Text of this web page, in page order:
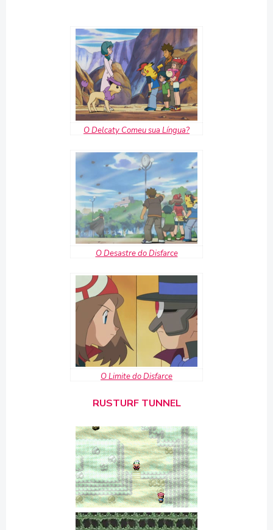
O Delcaty Comeu sua Língua?
O Desastre do Disfarce
O Limite do Disfarce
RUSTURF TUNNEL